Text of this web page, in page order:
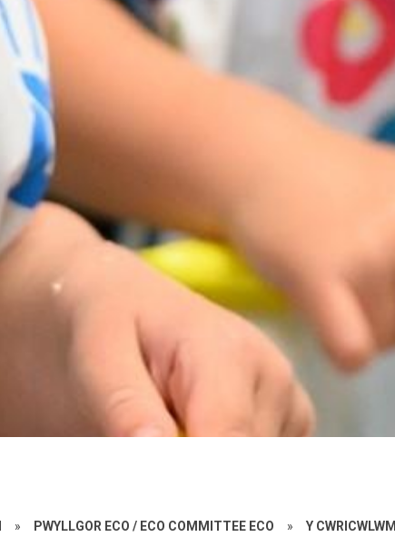
» PWYLLGOR ECO / ECO COMMITTEE ECO » Y CWRICWLWM